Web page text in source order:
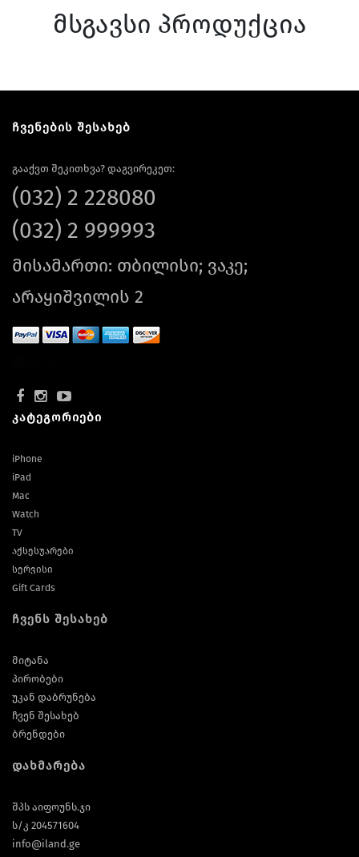
მსგავსი პროდუქცია
ჩვენების შესახებ
გააქვთ შეკითხვა? დაგვირეკეთ:
(032) 2 228080
(032) 2 999993
მისამართი: თბილისი; ვაკე;
არაყიშვილის 2
კატეგორიები
iPhone
iPad
Mac
Watch
TV
აქსესუარები
სერვისი
Gift Cards
ჩვენს შესახებ
მიტანა
პირობები
უკან დაბრუნება
ჩვენ შესახებ
ბრენდები
დახმარება
შპს აიფოუნს.ჯი
ს/კ 204571604
info@iland.ge